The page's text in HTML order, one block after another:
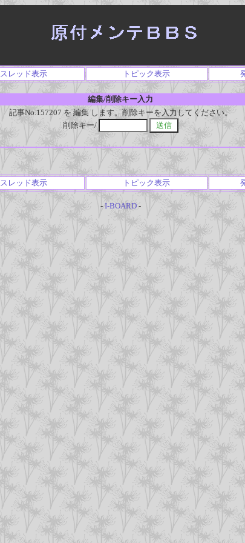
スレッド表示 トピック表示
編集/削除キー入力
記事No.157207 を 編集 します。削除キーを入力してください。
削除キー/
スレッド表示 トピック表示
- I-BOARD-